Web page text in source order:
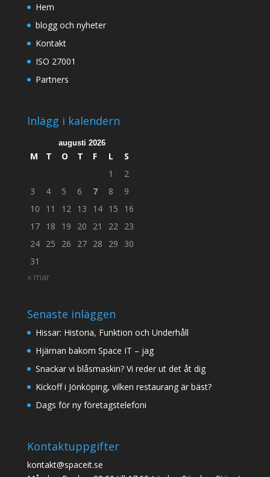
Hem
blogg och nyheter
Kontakt
ISO 27001
Partners
Inlägg i kalendern
augusti 2026
M T O T F L
S
1
2
3
4 5 6 7 8
9
10
11 12 13 14 15
16
17 18 19 20 21 22 23
24 25 26 27 28 29
30
31
« mar
Senaste inläggen
Hissar: Historia, Funktion och Underhåll
Hjärnan bakom Space IT – jag
Snackar vi blåsmaskin? Vi reder ut det åt dig
Kickoff i Jönköping, vilken restaurang är bäst?
Dags för ny företagstelefoni
Kontaktuppgifter
kontakt@spaceit.se